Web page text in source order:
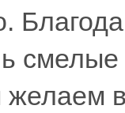
смелые